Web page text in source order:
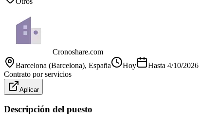
Cronoshare.com
Barcelona (Barcelona), España Hoy Hasta 4/10/2026
Contrato por servicios
Aplicar
Descripción del puesto